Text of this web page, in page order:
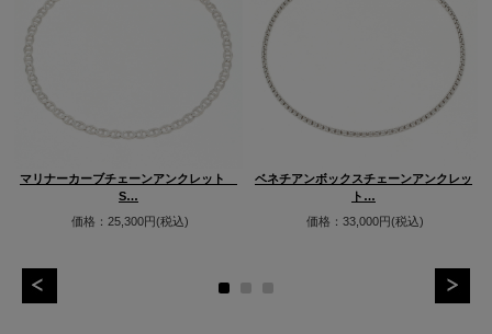
マリナーカーブチェーンアンクレット
S…
価格：25,300円(税込)
ベネチアンボックスチェーンアンクレッ
ト…
価格：33,000円(税込)